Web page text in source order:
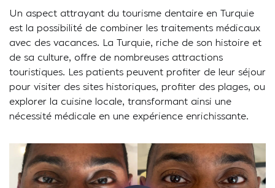
Un aspect attrayant du tourisme dentaire en Turquie
est la possibilité de combiner les traitements médicaux
avec des vacances. La Turquie, riche de son histoire et
de sa culture, offre de nombreuses attractions
touristiques. Les patients peuvent profiter de leur séjour
pour visiter des sites historiques, profiter des plages, ou
explorer la cuisine locale, transformant ainsi une
nécessité médicale en une expérience enrichissante.